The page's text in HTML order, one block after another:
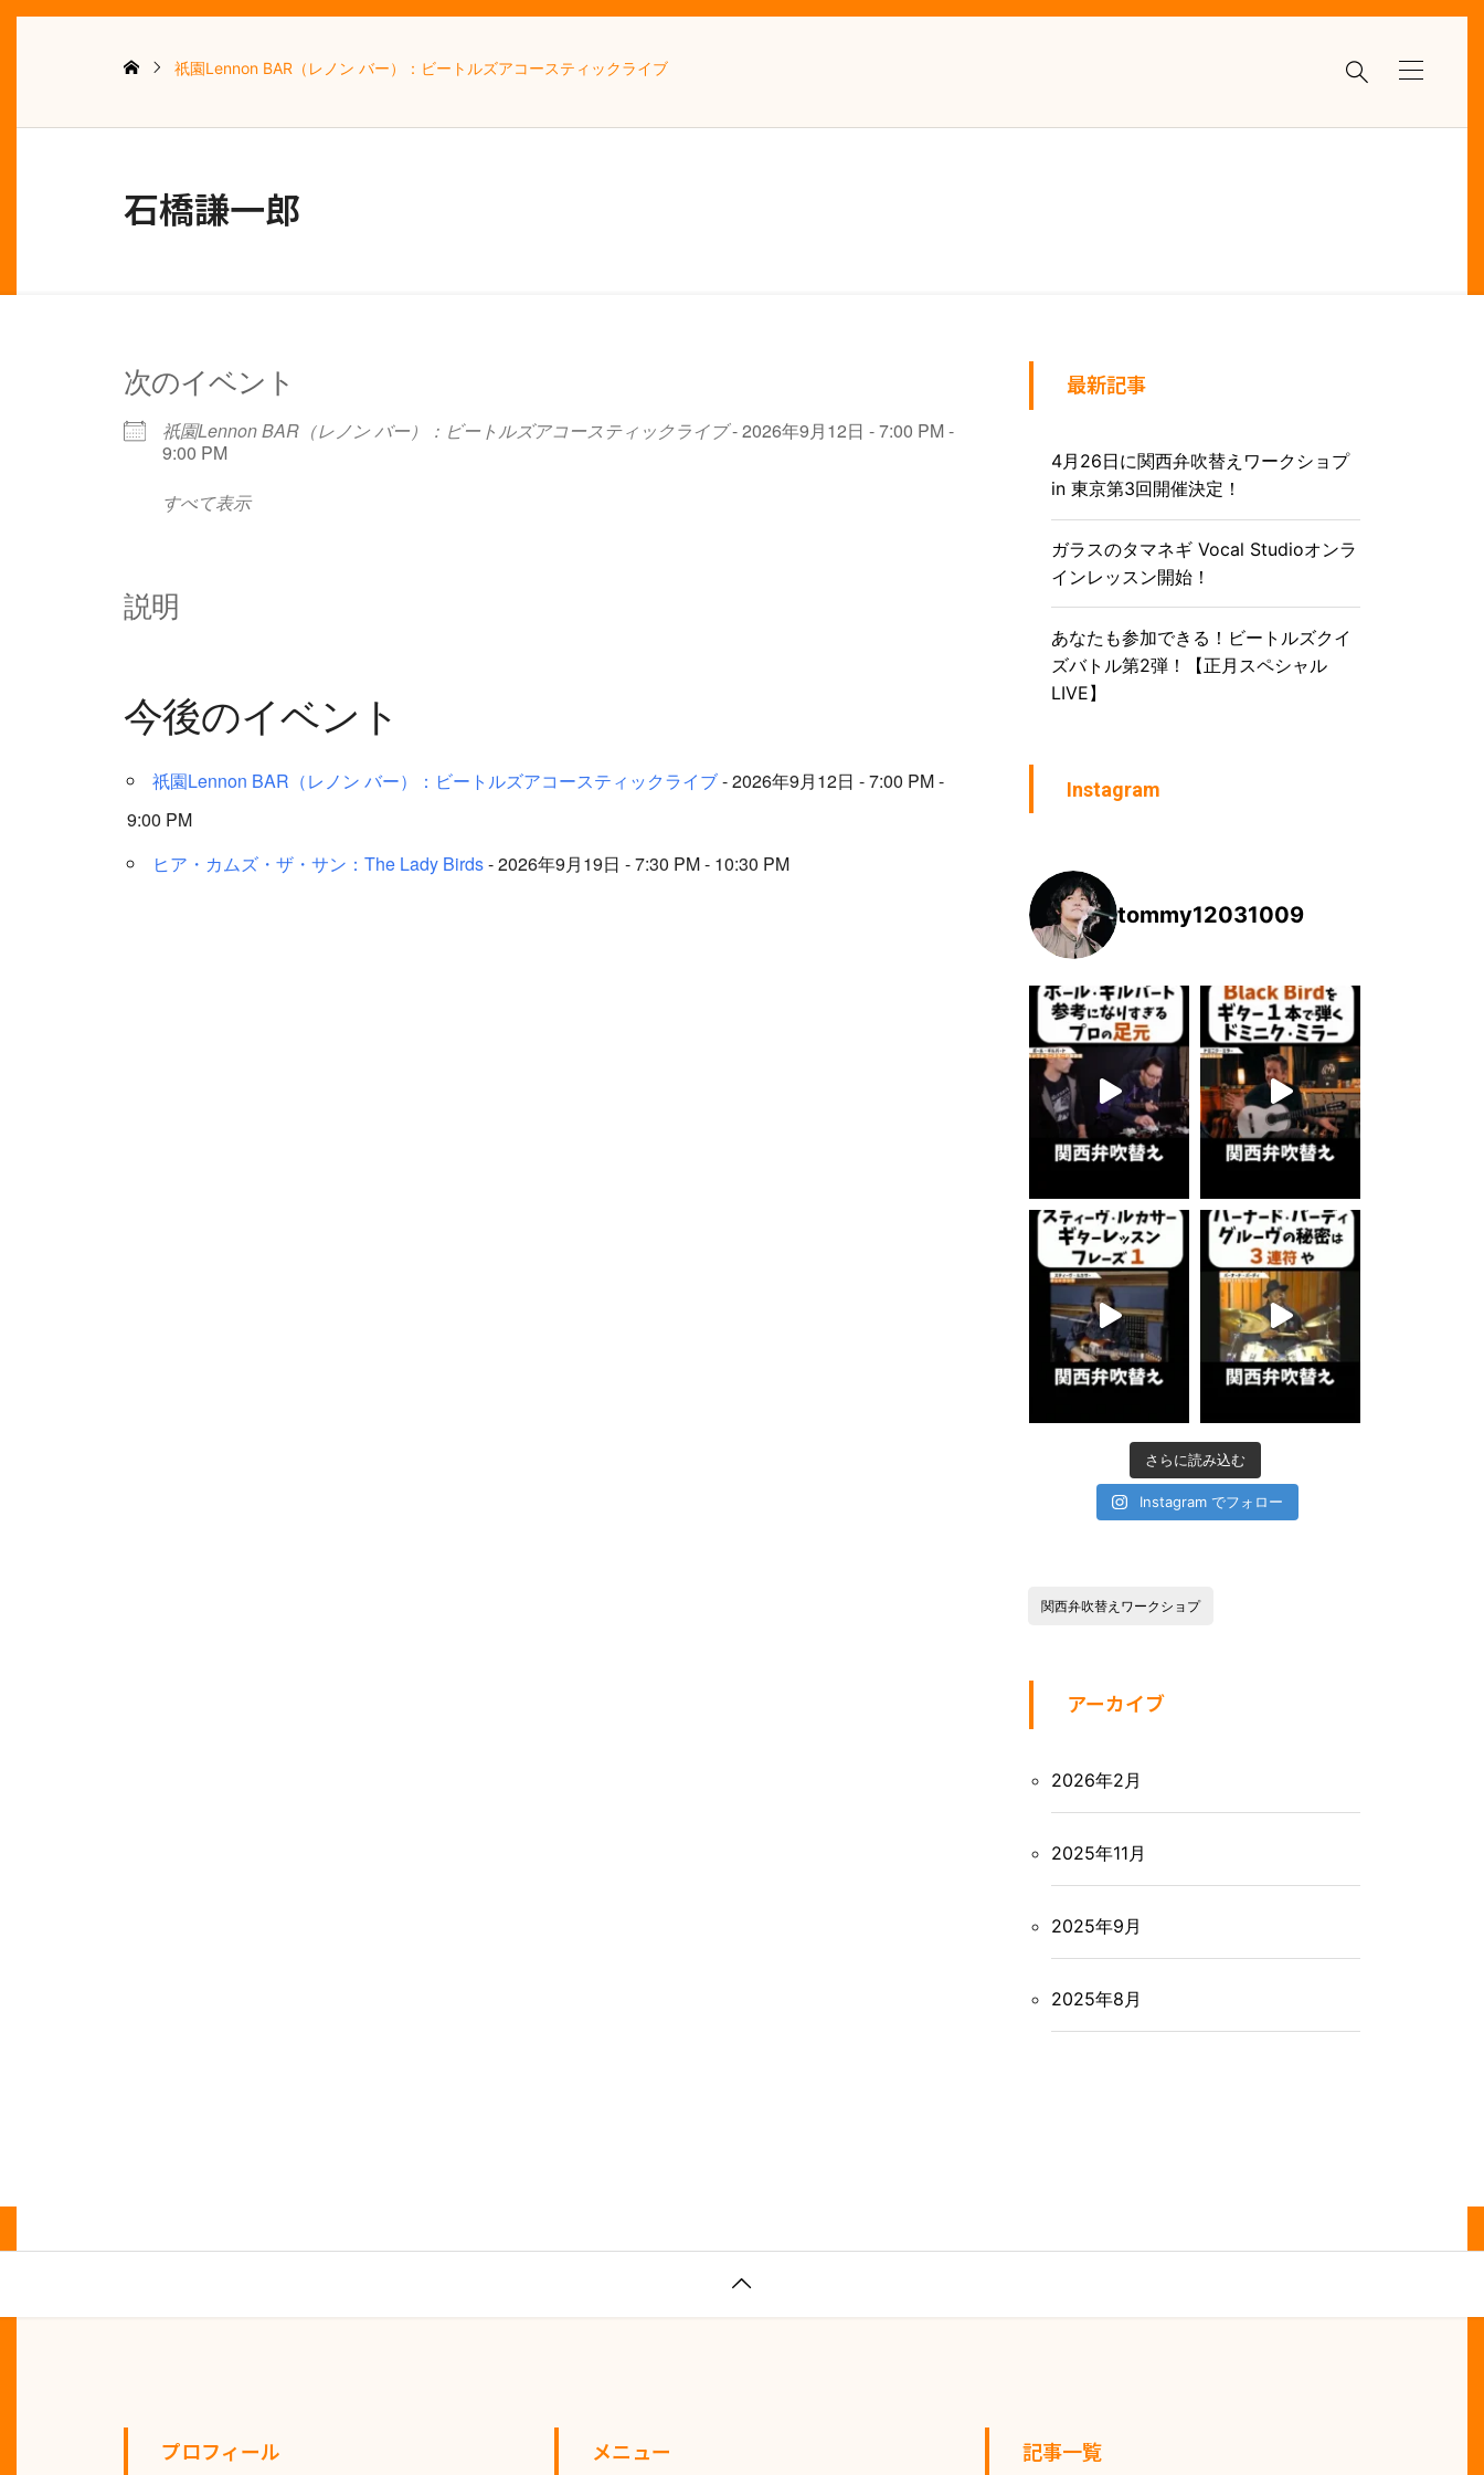

祇園Lennon BAR（レノン バー）：ビートルズアコースティックライブ
石橋謙一郎
次のイベント
祇園Lennon BAR（レノン バー）：ビートルズアコースティックライブ- 2026年9月12日 - 7:00 PM -
9:00 PM
すべて表示
説明
今後のイベント
祇園Lennon BAR（レノン バー）：ビートルズアコースティックライブ- 2026年9月12日 - 7:00 PM -
9:00 PM
ヒア・カムズ・ザ・サン：The Lady Birds- 2026年9月19日 - 7:30 PM - 10:30 PM
最新記事
4月26日に関西弁吹替えワークショプ
in 東京第3回開催決定！
ガラスのタマネギ Vocal Studioオンラ
インレッスン開始！
あなたも参加できる！ビートルズクイ
ズバトル第2弾！【正月スペシャル
LIVE】
Instagram
tommy12031009
さらに読み込む
Instagram でフォロー
関西弁吹替えワークショプ
アーカイブ
2026年2月
2025年11月
2025年9月
2025年8月

プロフィール メニュー 記事一覧